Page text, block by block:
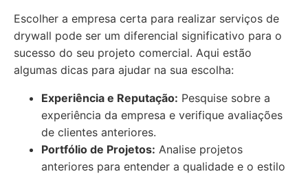
Escolher a empresa certa para realizar serviços de
drywall pode ser um diferencial significativo para o
sucesso do seu projeto comercial. Aqui estão
algumas dicas para ajudar na sua escolha:
Experiência e Reputação: Pesquise sobre a
experiência da empresa e verifique avaliações
de clientes anteriores.
Portfólio de Projetos: Analise projetos
anteriores para entender a qualidade e o estilo